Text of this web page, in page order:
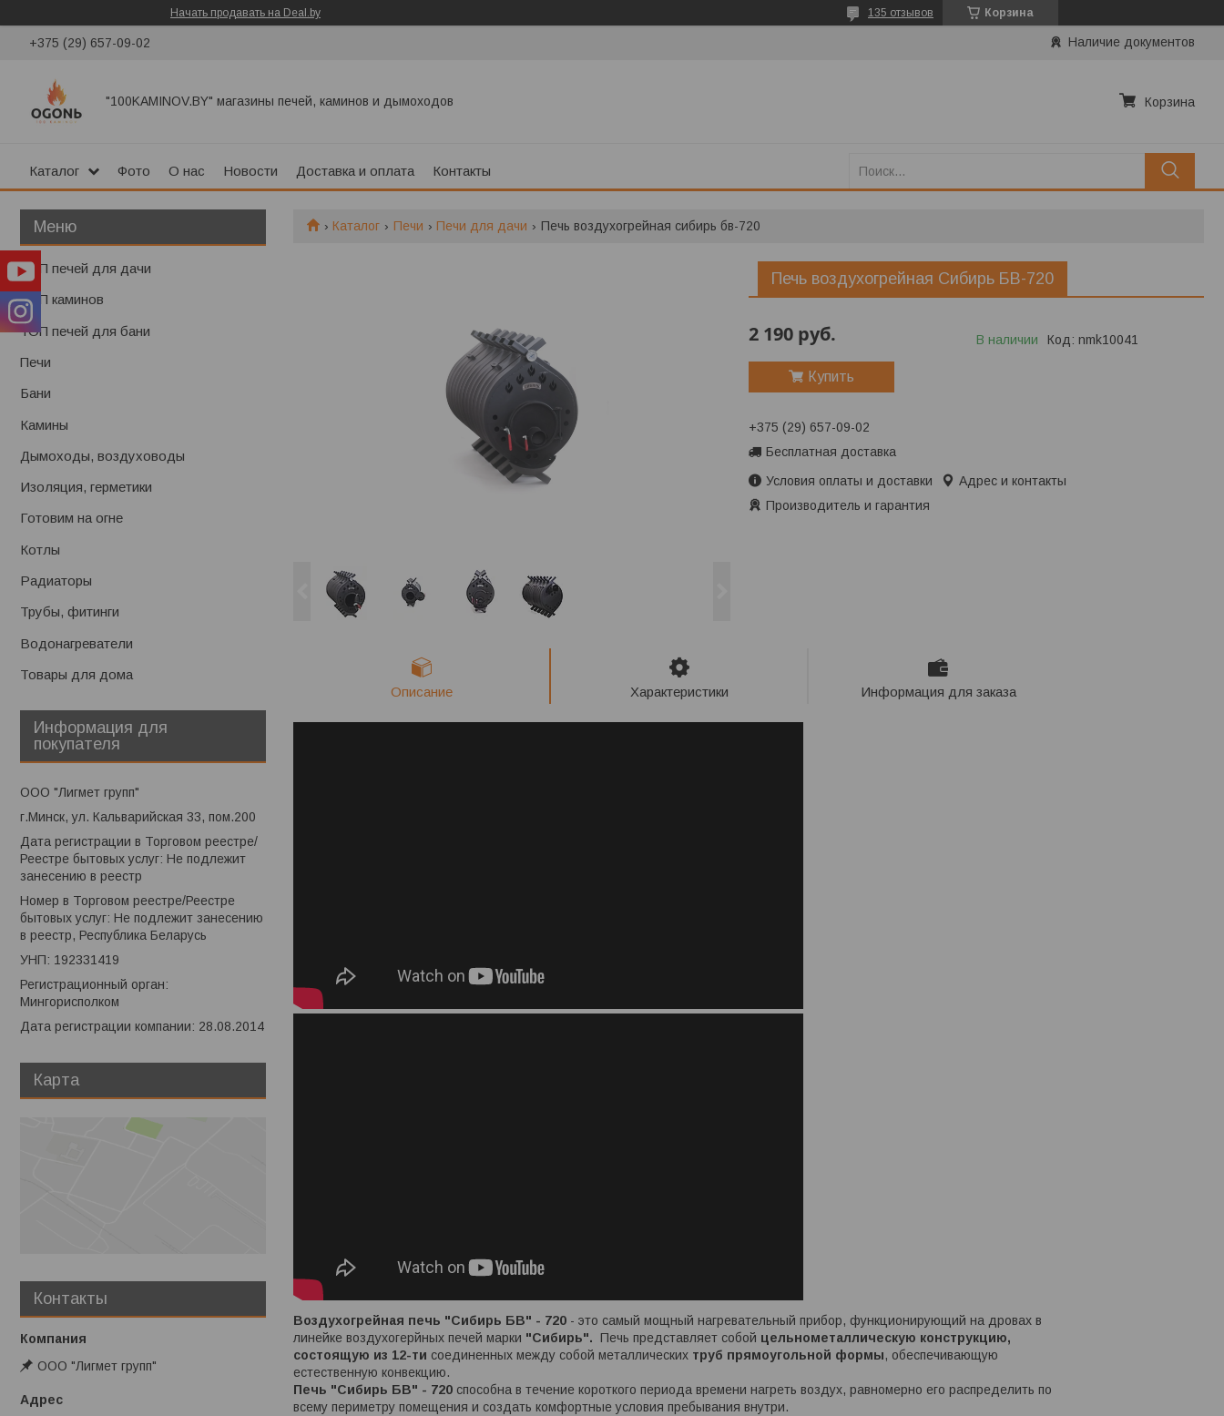
Начать продавать на Deal.by Корзина
135 отзывов
+375 (29) 657-09-02 Наличие документов
"100KAMINOV.BY" магазины печей, каминов и дымоходов Корзина
Каталог Фото О нас Новости Доставка и оплата Контакты
Каталог Печи Печи для дачи Печь воздухогрейная сибирь бв-720
Печь воздухогрейная Сибирь БВ-720
2 190 руб. В наличии Код: nmk10041
Купить
+375 (29) 657-09-02
Бесплатная доставка
Условия оплаты и доставки
Адрес и контакты
Производитель и гарантия
Описание Характеристики Информация для заказа
Воздухогрейная печь "Сибирь БВ" - 720 - это самый мощный нагревательный прибор, функционирующий на дровах в
линейке воздухогерйных печей марки "Сибирь". Печь представляет собой цельнометаллическую конструкцию,
состоящую из 12-ти соединенных между собой металлических труб прямоугольной формы, обеспечивающую
естественную конвекцию.
Печь "Сибирь БВ" - 720 способна в течение короткого периода времени нагреть воздух, равномерно его распределить по
всему периметру помещения и создать комфортные условия пребывания внутри.
ТОП печей для дачи
ТОП каминов
ТОП печей для бани
Печи
Бани
Камины
Дымоходы, воздуховоды
Изоляция, герметики
Готовим на огне
Котлы
Радиаторы
Трубы, фитинги
Водонагреватели
Товары для дома
Информация для
покупателя
ООО "Лигмет групп"
г.Минск, ул. Кальварийская 33, пом.200
Дата регистрации в Торговом реестре/
Реестре бытовых услуг: Не подлежит
занесению в реестр
Номер в Торговом реестре/Реестре
бытовых услуг: Не подлежит занесению
в реестр, Республика Беларусь
УНП: 192331419
Регистрационный орган:
Мингорисполком
Дата регистрации компании: 28.08.2014
Карта
Контакты
ООО "Лигмет групп"